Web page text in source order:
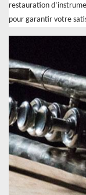
restauration
pour garantir votre